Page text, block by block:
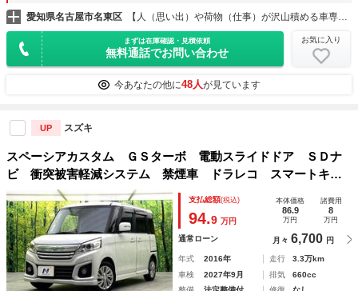
愛知県名古屋市名東区 【人（思い出）や荷物（仕事）が沢山積める車専門店】クルオク名古屋インター店
まずは在庫確認・見積依頼
無料通話でお問い合わせ
お気に入り
今あなたの他に48人が見ています
UP スズキ
スペーシアカスタム ＧＳターボ 電動スライドドア ＳＤナ
ビ 衝突被害軽減システム 禁煙車 ドラレコ スマートキ
ー ＨＩＤヘッド ビルトインＥＴＣ クルコン 車線逸脱警
報 オートライト オートエアコン Ｂｌｕｅｔｏｏｔｈ Ｃ
Ｄ
支払総額(税込)
94.9 万円
本体価格
86.9
万円
諸費用
8
万円
通常ローン 月々 6,700 円
年式 2016年 走行
3.3万km
車検
2027年9月 排気
660cc